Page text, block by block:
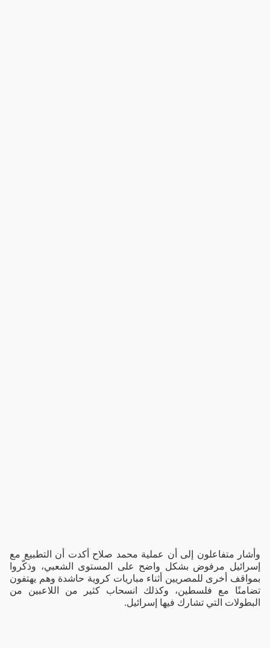
وأشار متفاعلون إلى أن عملية محمد صلاح أكدت أن التطبيع مع
إسرائيل مرفوض بشكل واضح على المستوى الشعبي، وذكّروا
بمواقف أخرى للمصريين أثناء مباريات كروية حاشدة وهم يهتفون
تضامنًا مع فلسطين، وكذلك انسحاب كثير من اللاعبين من
البطولات التي تشارك فيها إسرائيل.